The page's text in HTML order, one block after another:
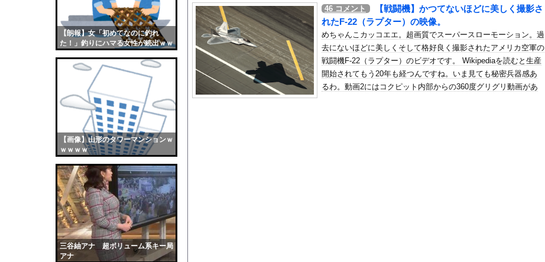
【朗報】女「初めてなのに釣れ
た！」釣りにハマる女性が続出ｗｗ
【画像】山形のタワーマンションｗ
ｗｗｗｗ
三谷紬アナ 超ボリューム系キー局
アナ
勇気を出して白人美女にチン凸したアジア人短小男
、爆笑されてしまうｗｗｗ
10年もの間浮気してた嫁。まさかと思い長男のDNA鑑定をするがいいな？と問うと、元嫁...
ウクライナ侵攻以降、ロシア軍兵士のHIV感染が2000％急増…ウクライナメディア！
【配信者】「金バエ」のSNS更新が1週間途絶え、様々な憶測が飛び交う。1週間ぶりの投...
【画像】女の子「危機管理フォーーーーム！！！」
私「ちょっと、人の家の金庫触らないでよ！」キチママ『そこに金庫があったから、開けてみ...
46 コメント
【戦闘機】かつてないほどに美しく撮影さ
れたF-22（ラプター）の映像。
めちゃんこカッコエエ。超画質でスーパースローモーション。過
去にないほどに美しくそして格好良く撮影されたアメリカ空軍の
戦闘機F-22（ラプター）のビデオです。 Wikipediaを読むと生産
開始されてもう20年も経つんですね。いま見ても秘密兵器感あ
るわ。動画2にはコクピット内部からの360度グリグリ動画があ